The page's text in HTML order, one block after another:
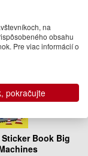
Book Big
na
obsahu
Pre viac informácií o
pokračujte